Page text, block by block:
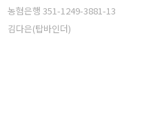
농혐은행 351-1249-3881-13
김다은(탑바인더)